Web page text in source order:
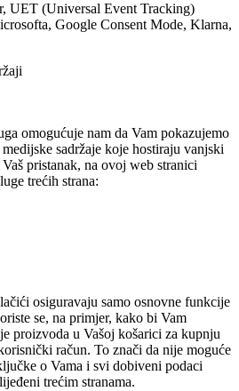
UET (Universal Event Tracking)
Google Consent Mode, Klarna,
omogućuje nam da Vam pokazujemo
sadržaje koje hostiraju vanjski
pristanak, na ovoj web stranici
trećih strana:
osiguravaju samo osnovne funkcije
se, na primjer, kako bi Vam
proizvoda u Vašoj košarici za kupnju
račun. To znači da nije moguće
o Vama i svi dobiveni podaci
trećim stranama.